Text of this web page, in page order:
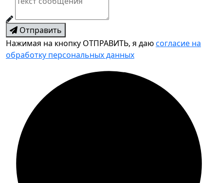
Отправить
Нажимая на кнопку ОТПРАВИТЬ, я даюсогласие на
обработку персональных данных